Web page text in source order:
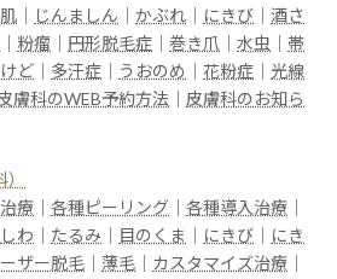
じんましん かぶれ にきび
酒さ
粉瘤 円形脱毛症 巻き爪 水虫
帯
ど 多汗症 うおのめ 花粉症
光線
膚科のWEB予約方法
皮膚科のお知ら
療 各種ピーリング 各種導入治療
しわ たるみ 目のくま にきび
にき
ザー脱毛 薄毛 カスタマイズ治療